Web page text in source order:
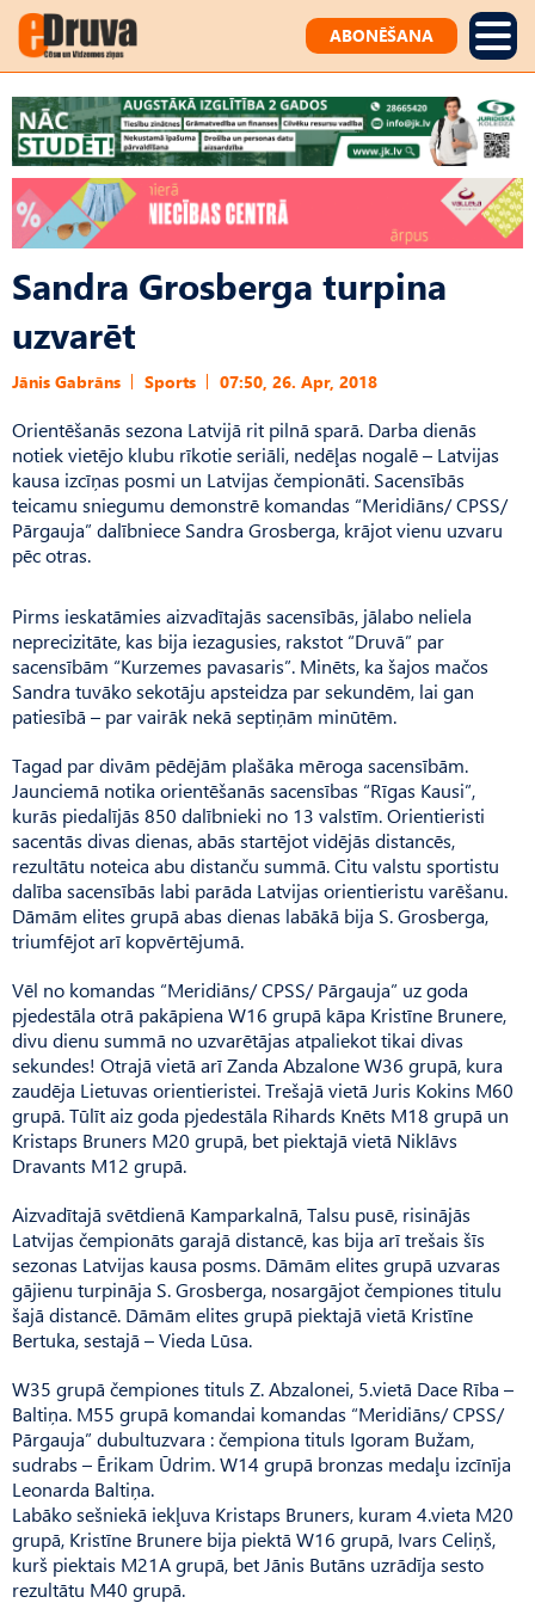
ABONĒŠANA
Sandra Grosberga turpina
uzvarēt
Jānis Gabrāns Sports 07:50, 26. Apr, 2018
Orientēšanās sezona Latvijā rit pilnā sparā. Darba dienās
notiek vietējo klubu rīkotie seriāli, nedēļas nogalē – Latvijas
kausa izcīņas posmi un Latvijas čempionāti. Sacensībās
teicamu sniegumu demonstrē komandas “Meridiāns/ CPSS/
Pārgauja” dalībniece Sandra Grosberga, krājot vienu uzvaru
pēc otras.
Pirms ieskatāmies aizvadītajās sacensībās, jālabo neliela
neprecizitāte, kas bija iezagusies, rakstot “Druvā” par
sacensībām “Kurzemes pavasaris”. Minēts, ka šajos mačos
Sandra tuvāko sekotāju apsteidza par sekundēm, lai gan
patiesībā – par vairāk nekā septiņām minūtēm.
Tagad par divām pēdējām plašāka mēroga sacensībām.
Jaunciemā notika orientēšanās sacensības “Rīgas Kausi”,
kurās piedalījās 850 dalībnieki no 13 valstīm. Orientieristi
sacentās divas dienas, abās startējot vidējās distancēs,
rezultātu noteica abu distanču summā. Citu valstu sportistu
dalība sacensībās labi parāda Latvijas orientieristu varēšanu.
Dāmām elites grupā abas dienas labākā bija S. Grosberga,
triumfējot arī kopvērtējumā.
Vēl no komandas “Meridiāns/ CPSS/ Pārgauja” uz goda
pjedestāla otrā pakāpiena W16 grupā kāpa Kristīne Brunere,
divu dienu summā no uzvarētājas atpaliekot tikai divas
sekundes! Otrajā vietā arī Zanda Abzalone W36 grupā, kura
zaudēja Lietuvas orientieristei. Trešajā vietā Juris Kokins M60
grupā. Tūlīt aiz goda pjedestāla Rihards Knēts M18 grupā un
Kristaps Bruners M20 grupā, bet piektajā vietā Niklāvs
Dravants M12 grupā.
Aizvadītajā svētdienā Kamparkalnā, Talsu pusē, risinājās
Latvijas čempionāts garajā distancē, kas bija arī trešais šīs
sezonas Latvijas kausa posms. Dāmām elites grupā uzvaras
gājienu turpināja S. Grosberga, nosargājot čempiones titulu
šajā distancē. Dāmām elites grupā piektajā vietā Kristīne
Bertuka, sestajā – Vieda Lūsa.
W35 grupā čempiones tituls Z. Abzalonei, 5.vietā Dace Rība –
Baltiņa. M55 grupā komandai komandas “Meridiāns/ CPSS/
Pārgauja” dubultuzvara : čempiona tituls Igoram Bužam,
sudrabs – Ērikam Ūdrim. W14 grupā bronzas medaļu izcīnīja
Leonarda Baltiņa.
Labāko sešniekā iekļuva Kristaps Bruners, kuram 4.vieta M20
grupā, Kristīne Brunere bija piektā W16 grupā, Ivars Celiņš,
kurš piektais M21A grupā, bet Jānis Butāns uzrādīja sesto
rezultātu M40 grupā.